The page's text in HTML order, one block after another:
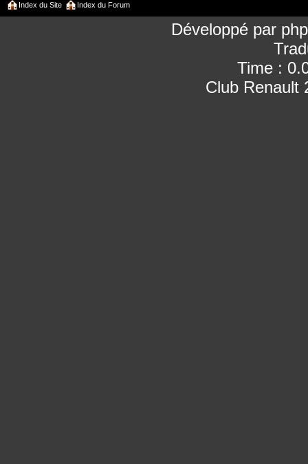
Index du Site Index du Forum
Développé par
Time :
Club Renault